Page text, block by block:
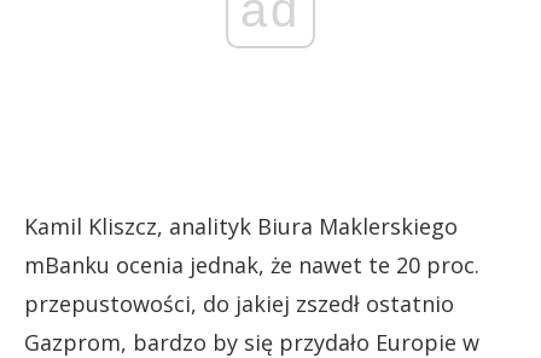
Kamil Kliszcz, analityk Biura Maklerskiego
mBanku ocenia jednak, że nawet te 20 proc.
przepustowości, do jakiej zszedł ostatnio
Gazprom, bardzo by się przydało Europie w